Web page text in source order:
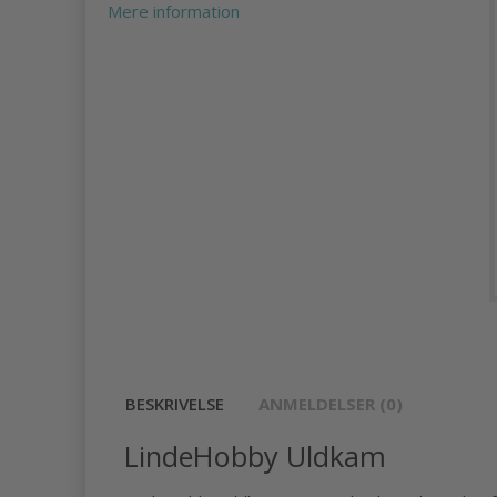
Mere information
BESKRIVELSE ANMELDELSER (0)
LindeHobby Uldkam